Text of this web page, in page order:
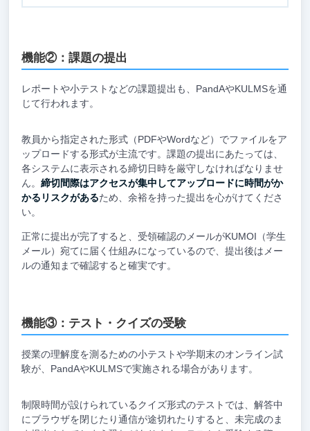
機能②：課題の提出
レポートや小テストなどの課題提出も、PandAやKULMSを通
じて行われます。
教員から指定された形式（PDFやWordなど）でファイルをア
ップロードする形式が主流です。課題の提出にあたっては、
各システムに表示される締切日時を厳守しなければなりませ
ん。 締切間際はアクセスが集中してアップロードに時間がか
かるリスクがあるため、余裕を持った提出を心がけてくださ
い。
正常に提出が完了すると、受領確認のメールがKUMOI（学生
メール）宛てに届く仕組みになっているので、提出後はメー
ルの通知まで確認すると確実です。
機能③：テスト・クイズの受験
授業の理解度を測るための小テストや学期末のオンライン試
験が、PandAやKULMSで実施される場合があります。
制限時間が設けられているクイズ形式のテストでは、解答中
にブラウザを閉じたり通信が途切れたりすると、未完成のま